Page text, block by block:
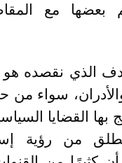
بعضها مع
الذي نقصده هو
سواء من
بها القضايا
من رؤية